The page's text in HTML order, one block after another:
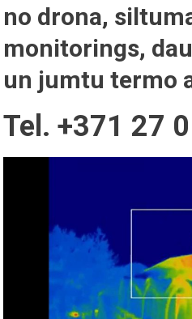
no drona,
monitorings,
un jumtu termo
Tel. +371 27